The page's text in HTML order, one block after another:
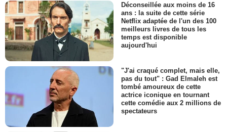
Déconseillée aux moins de 16
ans : la suite de cette série
Netflix adaptée de l'un des 100
meilleurs livres de tous les
temps est disponible
aujourd'hui
"J'ai craqué complet, mais elle,
pas du tout" : Gad Elmaleh est
tombé amoureux de cette
actrice iconique en tournant
cette comédie aux 2 millions de
spectateurs